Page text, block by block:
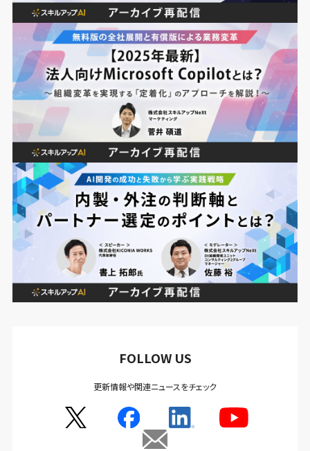
FOLLOW US
更新情報や関連ニュースをチェック